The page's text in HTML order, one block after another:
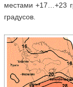
местами +17…+23
градусов.